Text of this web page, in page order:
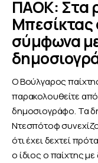
MEET
ΠΑΟΚ: Στα
σύμφωνα
Ο Βούλγαρος
παρακολουθείτε
δημοσιογράφο. Τα
Ντεσπότοφ
ότι έχει δεχτεί
ο ίδιος ο παίχτης